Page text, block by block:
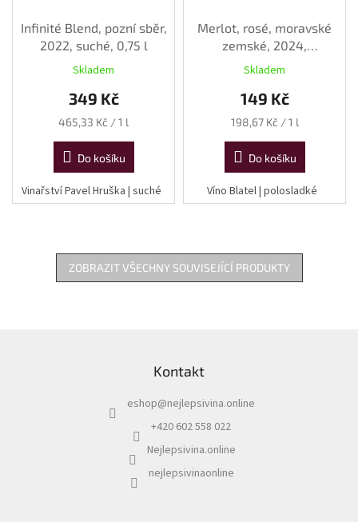
Infinité Blend, pozní sběr,
2022, suché, 0,75 l
Skladem
349 Kč
Měrná
465,33 Kč / 1 l
Do košíku
Vinařství Pavel Hruška | suché
Merlot, rosé, moravské
zemské, 2024,
polosladké, 0,75 l
Skladem
149 Kč
Měrná
198,67 Kč / 1 l
Do košíku
Víno Blatel | polosladké
ZOBRAZIT VŠECHNY SOUVISEJÍCÍ PRODUKTY
Kontakt
eshop@nejlepsivina.online
+420 602 558 022
Nejlepsivina.online
nejlepsivinaonline